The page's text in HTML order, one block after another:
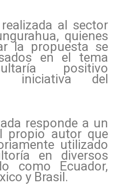
al sector
quienes
la propuesta se
en el tema
positivo
iniciativa del
responde a un
propio autor que
utilizado
en diversos
como Ecuador,
y Brasil.